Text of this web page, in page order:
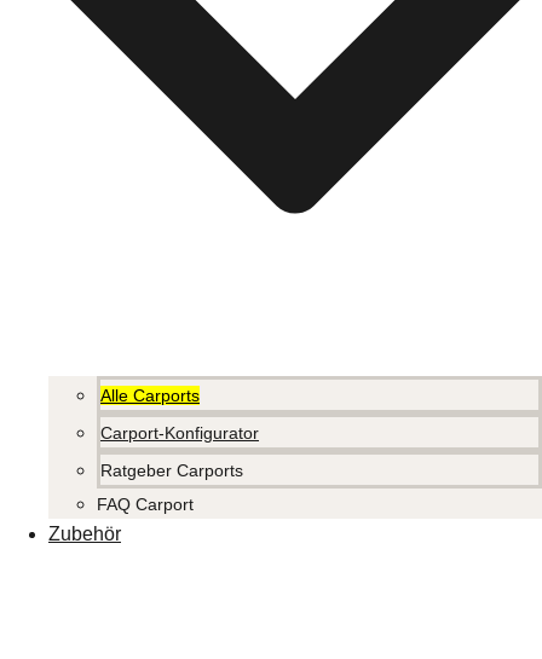
Alle Carports
Carport-Konfigurator
Ratgeber Carports
FAQ Carport
Zubehör